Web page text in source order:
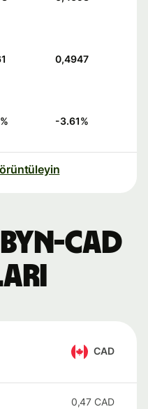
0,4947
% -3.61%
CAD
CAD
0,47 CAD